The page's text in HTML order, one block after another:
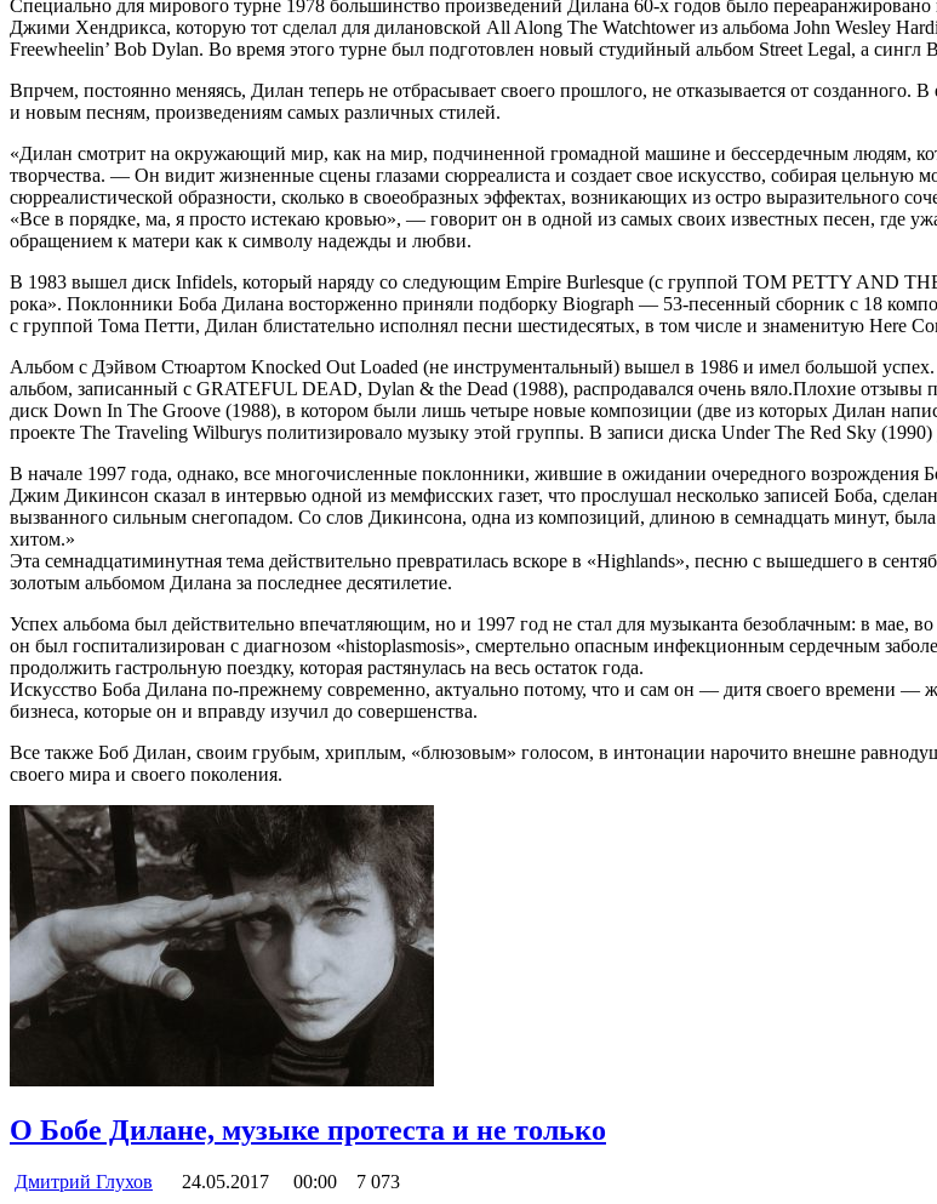
Специально для мирового турне 1978 большинство произведений Дилана 60-х годов было
Джими Хендрикса, которую тот сделал для дилановской Аll Along The Watchtower из альбома John Wesley
Freewheelin’ Bob Dylan. Bo время этого турне был подготовлен новый студийный альбом Street Legal, а
Впрчем, постоянно меняясь, Дилан теперь не отбрасывает своего прошлого, не отказывается от
и новым песням, произведениям самых различных стилей.
«Дилан смотрит на окружающий мир, как на мир, подчиненной громадной машине и бессердечным людям,
творчества. — Он видит жизненные сцены глазами сюрреалиста и создает свое искусство, собирая цельную
сюрреалистической образности, сколько в своеобразных эффектах, возникающих из остро выразительного
«Все в порядке, ма, я просто истекаю кровью», — говорит он в одной из самых своих известных песен, где
обращением к матери как к символу надежды и любви.
В 1983 вышел диск Infidels, который наряду со следующим Empire Burlesque (с группой TOM PETTY AND
рока». Поклонники Боба Дилана восторженно приняли подборку Biograph — 53-песенный сборник с 18
с группой Тома Петти, Дилан блистательно исполнял песни шестидесятых, в том числе и знаменитую Here
Альбом с Дэйвом Стюартом Knocked Out Loaded (не инструментальный) вышел в 1986 и имел большой
альбом, записанный с GRATEFUL DEAD, Dylan & the Dead (1988), распродавался очень вяло.Плохие
диск Down In The Groove (1988), в котором были лишь четыре новые композиции (две из которых Дилан
проекте The Traveling Wilburys политизировало музыку этой группы. В записи диска Under The Red Sky
В начале 1997 года, однако, все многочисленные поклонники, жившие в ожидании очередного
Джим Дикинсон сказал в интервью одной из мемфисских газет, что прослушал несколько записей Боба,
вызванного сильным снегопадом. Со слов Дикинсона, одна из композиций, длиною в семнадцать минут, была
хитом.»
Эта семнадцатиминутная тема действительно превратилась вскоре в «Highlands», песню с вышедшего в
золотым альбомом Дилана за последнее десятилетие.
Успех альбома был действительно впечатляющим, но и 1997 год не стал для музыканта безоблачным: в мае,
он был госпитализирован с диагнозом «histoplasmosis», смертельно опасным инфекционным сердечным
продолжить гастрольную поездку, которая растянулась на весь остаток года.
Искусство Боба Дилана по-прежнему современно, актуально потому, что и сам он — дитя своего времени —
бизнеса, которые он и вправду изучил до совершенства.
Все также Боб Дилан, своим грубым, хриплым, «блюзовым» голосом, в интонации нарочито внешне
своего мира и своего поколения.
О Бобе Дилане, музыке протеста и не только
Дмитрий Глухов 24.05.2017 00:00 7 073